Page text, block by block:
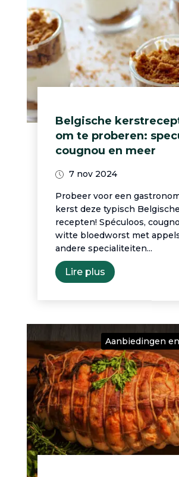
Belgische
om te proberen:
cougnou en meer
7 nov 2024
Probeer voor een
kerst deze typisch Belgische
recepten! Spéculoos,
witte bloedworst met
andere specialiteiten...
Lire plus
Aanbiedingen